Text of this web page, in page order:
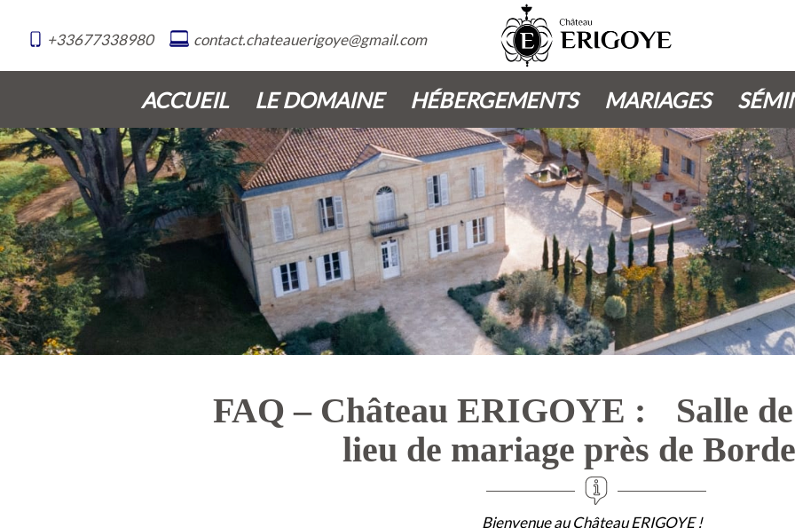
+33677338980 contact.chateauerigoye@gmail.com
ACCUEIL LE DOMAINE HÉBERGEMENTS MARIAGES
FAQ – Château ERIGOYE : Salle
lieu de mariage près de
Bienvenue au Château ERIGOYE !